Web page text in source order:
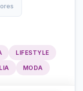
LIFESTYLE
MODA